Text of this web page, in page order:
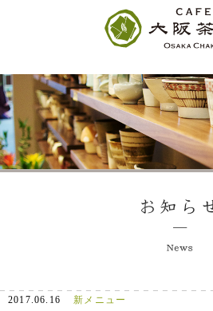
2017.06.16 新メニュー